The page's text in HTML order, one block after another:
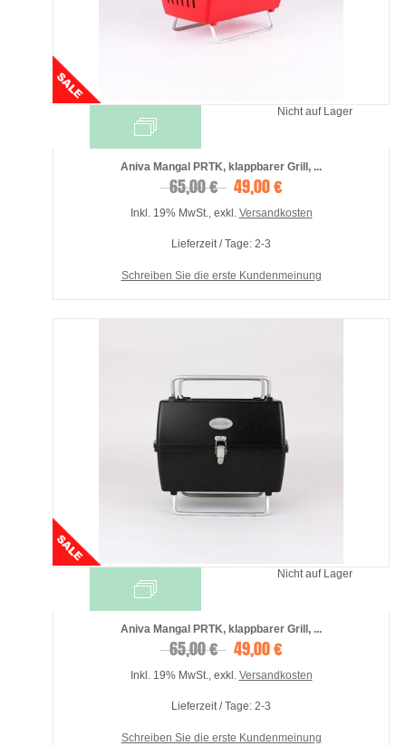
Nicht auf Lager
Aniva Mangal PRTK, klappbarer Grill, ...
65,00 € 49,00 €
Inkl. 19% MwSt., exkl. Versandkosten
Lieferzeit / Tage: 2-3
Schreiben Sie die erste Kundenmeinung
Nicht auf Lager
Aniva Mangal PRTK, klappbarer Grill, ...
65,00 € 49,00 €
Inkl. 19% MwSt., exkl. Versandkosten
Lieferzeit / Tage: 2-3
Schreiben Sie die erste Kundenmeinung